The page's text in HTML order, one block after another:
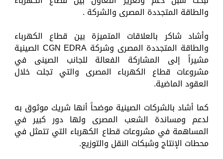
والطاقة المتجددة المصرى والشركة .
وأشاد شاكر بالعلاقات المتميزة بين قطاع الكهرباء
والطاقة المتجددة المصرى وشركة CGN EDRA الصينية
مشيراً إلى المشاركة الفعالة للجانب الصينى في
مشروعات قطاع الكهرباء المصرى والتي تجلت خلال
العقود الماضية.
كما أشاد بالشركات الصينية موضحاً أنها شريك موثوق به
لدعم ومساندة الشعب المصرى ولها دور كبير في
المساهمة في مشروعات قطاع الكهرباء التي تتمثل في
محطات الإنتاج وشبكات النقل والتوزيع.